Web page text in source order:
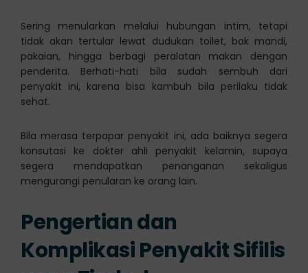
Sering menularkan melalui hubungan intim, tetapi
tidak akan tertular lewat dudukan toilet, bak mandi,
pakaian, hingga berbagi peralatan makan dengan
penderita. Berhati-hati bila sudah sembuh dari
penyakit ini, karena bisa kambuh bila perilaku tidak
sehat.
Bila merasa terpapar penyakit ini, ada baiknya segera
konsutasi ke dokter ahli penyakit kelamin, supaya
segera mendapatkan penanganan sekaligus
mengurangi penularan ke orang lain.
Pengertian dan
Komplikasi Penyakit Sifilis